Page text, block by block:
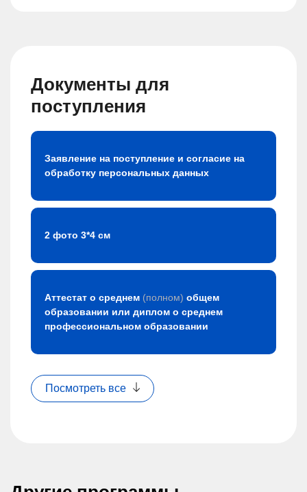
Документы для
поступления
Заявление на поступление и согласие на
обработку персональных данных
2 фото 3*4 см
Аттестат о среднем (полном) общем
образовании или диплом о среднем
профессиональном образовании
Посмотреть все